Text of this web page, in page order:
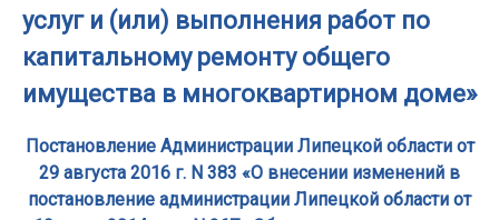
услуг и (или) выполнения работ по
капитальному ремонту общего
имущества в многоквартирном доме»
Постановление Администрации Липецкой области от
29 августа 2016 г. N 383 «О внесении изменений в
постановление администрации Липецкой области от